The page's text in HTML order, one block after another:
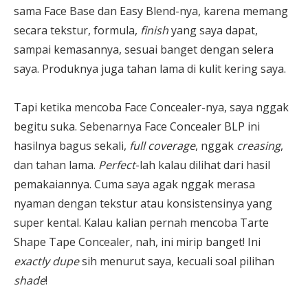
sama Face Base dan Easy Blend-nya, karena memang
secara tekstur, formula, finishyang saya dapat,
sampai kemasannya, sesuai banget dengan selera
saya. Produknya juga tahan lama di kulit kering saya.
Tapi ketika mencoba Face Concealer-nya, saya nggak
begitu suka. Sebenarnya Face Concealer BLP ini
hasilnya bagus sekali, full coverage, nggak creasing,
dan tahan lama. Perfect-lah kalau dilihat dari hasil
pemakaiannya. Cuma saya agak nggak merasa
nyaman dengan tekstur atau konsistensinya yang
super kental. Kalau kalian pernah mencoba Tarte
Shape Tape Concealer, nah, ini mirip banget! Ini
exactly dupesih menurut saya, kecuali soal pilihan
shade!